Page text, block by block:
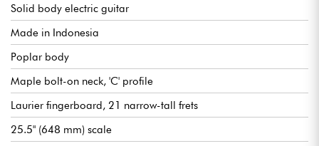
Solid body electric guitar
Made in Indonesia
Poplar body
Maple bolt-on neck, 'C' profile
Laurier fingerboard, 21 narrow-tall frets
25.5" (648 mm) scale